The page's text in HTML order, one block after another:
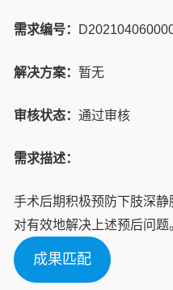
需求编号：
解决方案： 暂无
审核状态： 通过审核
需求描述：
手术后期积极预防下肢深
对有效地解决上述预后问题
成果匹配